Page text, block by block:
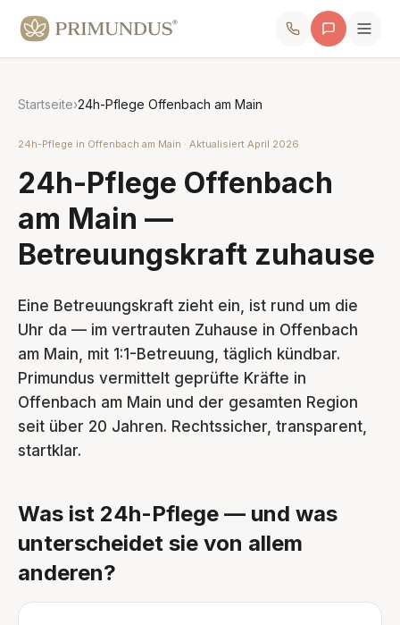
Startseite›24h-Pflege Offenbach am Main
24h-Pflege in Offenbach am Main · Aktualisiert April 2026
24h-Pflege Offenbach
am Main —
Betreuungskraft zuhause
Eine Betreuungskraft zieht ein, ist rund um die
Uhr da — im vertrauten Zuhause in Offenbach
am Main, mit 1:1-Betreuung, täglich kündbar.
Primundus vermittelt geprüfte Kräfte in
Offenbach am Main und der gesamten Region
seit über 20 Jahren. Rechtssicher, transparent,
startklar.
Was ist 24h-Pflege — und was
unterscheidet sie von allem
anderen?